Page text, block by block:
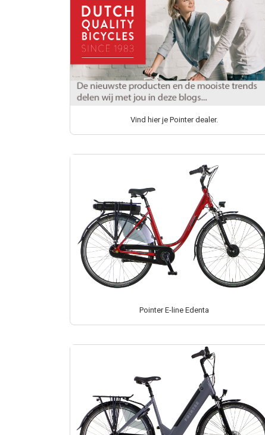
Vind hier je Pointer dealer.
Pointer E-line Edenta